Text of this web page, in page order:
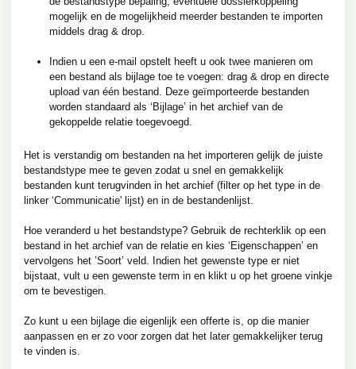
mogelijk en de mogelijkheid meerder bestanden te importen
middels drag & drop.
Indien u een e-mail opstelt heeft u ook twee manieren om
een bestand als bijlage toe te voegen: drag & drop en directe
upload van één bestand. Deze geïmporteerde bestanden
worden standaard als ‘Bijlage’ in het archief van de
gekoppelde relatie toegevoegd.
Het is verstandig om bestanden na het importeren gelijk de juiste
bestandstype mee te geven zodat u snel en gemakkelijk
bestanden kunt terugvinden in het archief (filter op het type in de
linker ‘Communicatie' lijst) en in de bestandenlijst.
Hoe veranderd u het bestandstype? Gebruik de rechterklik op een
bestand in het archief van de relatie en kies ‘Eigenschappen’ en
vervolgens het ’Soort’ veld. Indien het gewenste type er niet
bijstaat, vult u een gewenste term in en klikt u op het groene vinkje
om te bevestigen.
Zo kunt u een bijlage die eigenlijk een offerte is, op die manier
aanpassen en er zo voor zorgen dat het later gemakkelijker terug
te vinden is.